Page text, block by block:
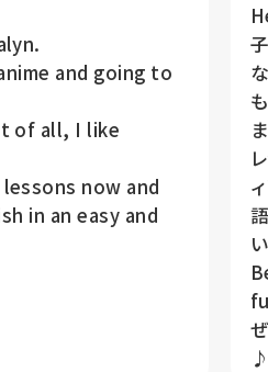
and going to
of all, I like
now and
in an easy and